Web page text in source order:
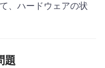
、ハードウェアの状
題